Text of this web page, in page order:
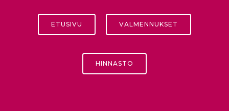
ETUSIVU VALMENNUKSET
HINNASTO